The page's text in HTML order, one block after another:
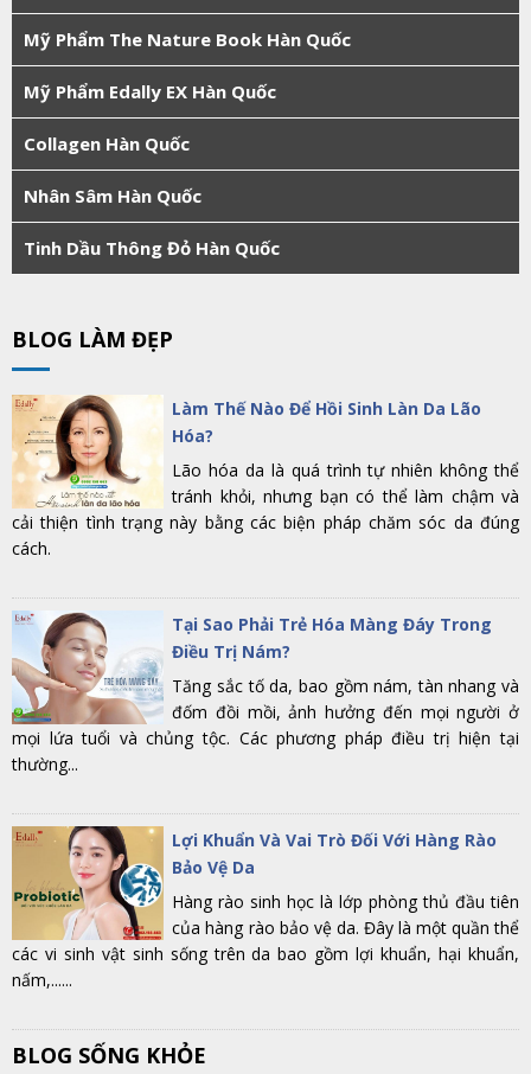
Mỹ Phẩm The Nature Book Hàn Quốc
Mỹ Phẩm Edally EX Hàn Quốc
Collagen Hàn Quốc
Nhân Sâm Hàn Quốc
Tinh Dầu Thông Đỏ Hàn Quốc
BLOG LÀM ĐẸP
Làm Thế Nào Để Hồi Sinh Làn Da Lão
Hóa?
Lão hóa da là quá trình tự nhiên không thể
tránh khỏi, nhưng bạn có thể làm chậm và
cải thiện tình trạng này bằng các biện pháp chăm sóc da đúng
cách.
Tại Sao Phải Trẻ Hóa Màng Đáy Trong
Điều Trị Nám?
Tăng sắc tố da, bao gồm nám, tàn nhang và
đốm đồi mồi, ảnh hưởng đến mọi người ở
mọi lứa tuổi và chủng tộc. Các phương pháp điều trị hiện tại
thường...
Lợi Khuẩn Và Vai Trò Đối Với Hàng Rào
Bảo Vệ Da
Hàng rào sinh học là lớp phòng thủ đầu tiên
của hàng rào bảo vệ da. Đây là một quần thể
các vi sinh vật sinh sống trên da bao gồm lợi khuẩn, hại khuẩn,
nấm,......
BLOG SỐNG KHỎE